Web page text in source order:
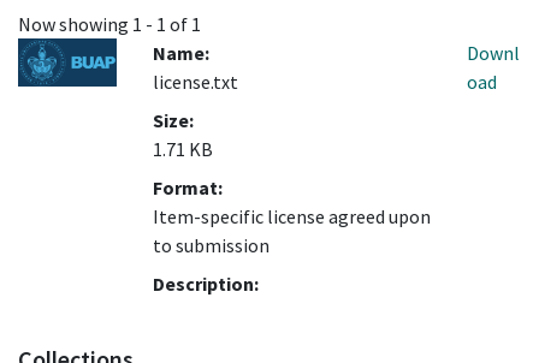
Now showing 1 - 1 of 1
Name:
license.txt
Size:
1.71 KB
Format:
Item-specific license agreed upon
to submission
Description:
Downl
oad